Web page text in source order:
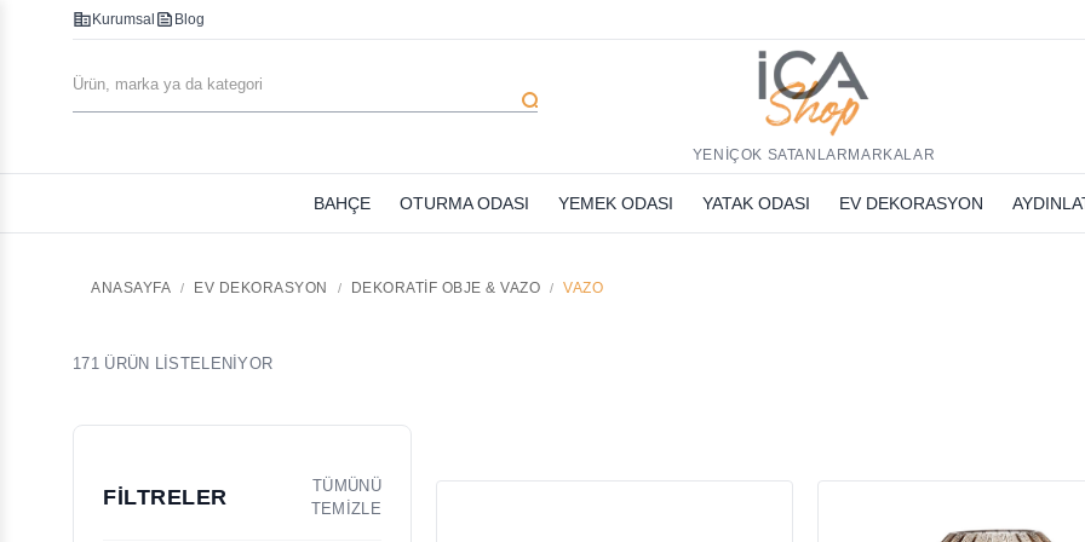
corporate_fare Kurumsal feed Blog
search
YENİÇOK SATANLAR MARKALAR
BAHÇE OTURMA ODASI YEMEK ODASI YATAK ODASI EV DEKORASYON
ANASAYFA EV DEKORASYON DEKORATIF OBJE & VAZO VAZO
171 ÜRÜN LİSTELENİYOR
FİLTRELER
TÜMÜNÜ
TEMİZLE